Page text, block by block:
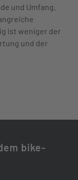
und Umfang.
ist weniger der
und der
bike-